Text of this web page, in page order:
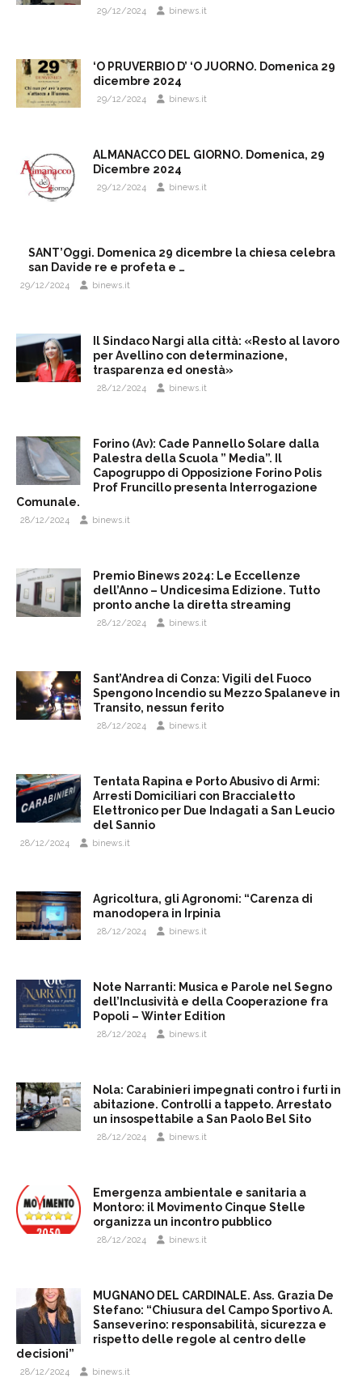
29/12/2024 binews.it
‘O PRUVERBIO D’ ‘O JUORNO. Domenica 29
dicembre 2024
29/12/2024 binews.it
ALMANACCO DEL GIORNO. Domenica, 29
Dicembre 2024
29/12/2024 binews.it
SANT’Oggi. Domenica 29 dicembre la chiesa celebra
san Davide re e profeta e …
29/12/2024 binews.it
Il Sindaco Nargi alla città: «Resto al lavoro
per Avellino con determinazione,
trasparenza ed onestà»
28/12/2024 binews.it
Forino (Av): Cade Pannello Solare dalla
Palestra della Scuola ” Media”. Il
Capogruppo di Opposizione Forino Polis
Prof Fruncillo presenta Interrogazione
Comunale.
28/12/2024 binews.it
Premio Binews 2024: Le Eccellenze
dell’Anno – Undicesima Edizione. Tutto
pronto anche la diretta streaming
28/12/2024 binews.it
Sant’Andrea di Conza: Vigili del Fuoco
Spengono Incendio su Mezzo Spalaneve in
Transito, nessun ferito
28/12/2024 binews.it
Tentata Rapina e Porto Abusivo di Armi:
Arresti Domiciliari con Braccialetto
Elettronico per Due Indagati a San Leucio
del Sannio
28/12/2024 binews.it
Agricoltura, gli Agronomi: “Carenza di
manodopera in Irpinia
28/12/2024 binews.it
Note Narranti: Musica e Parole nel Segno
dell’Inclusività e della Cooperazione fra
Popoli – Winter Edition
28/12/2024 binews.it
Nola: Carabinieri impegnati contro i furti in
abitazione. Controlli a tappeto. Arrestato
un insospettabile a San Paolo Bel Sito
28/12/2024 binews.it
Emergenza ambientale e sanitaria a
Montoro: il Movimento Cinque Stelle
organizza un incontro pubblico
28/12/2024 binews.it
MUGNANO DEL CARDINALE. Ass. Grazia De
Stefano: “Chiusura del Campo Sportivo A.
Sanseverino: responsabilità, sicurezza e
rispetto delle regole al centro delle
decisioni”
28/12/2024 binews.it